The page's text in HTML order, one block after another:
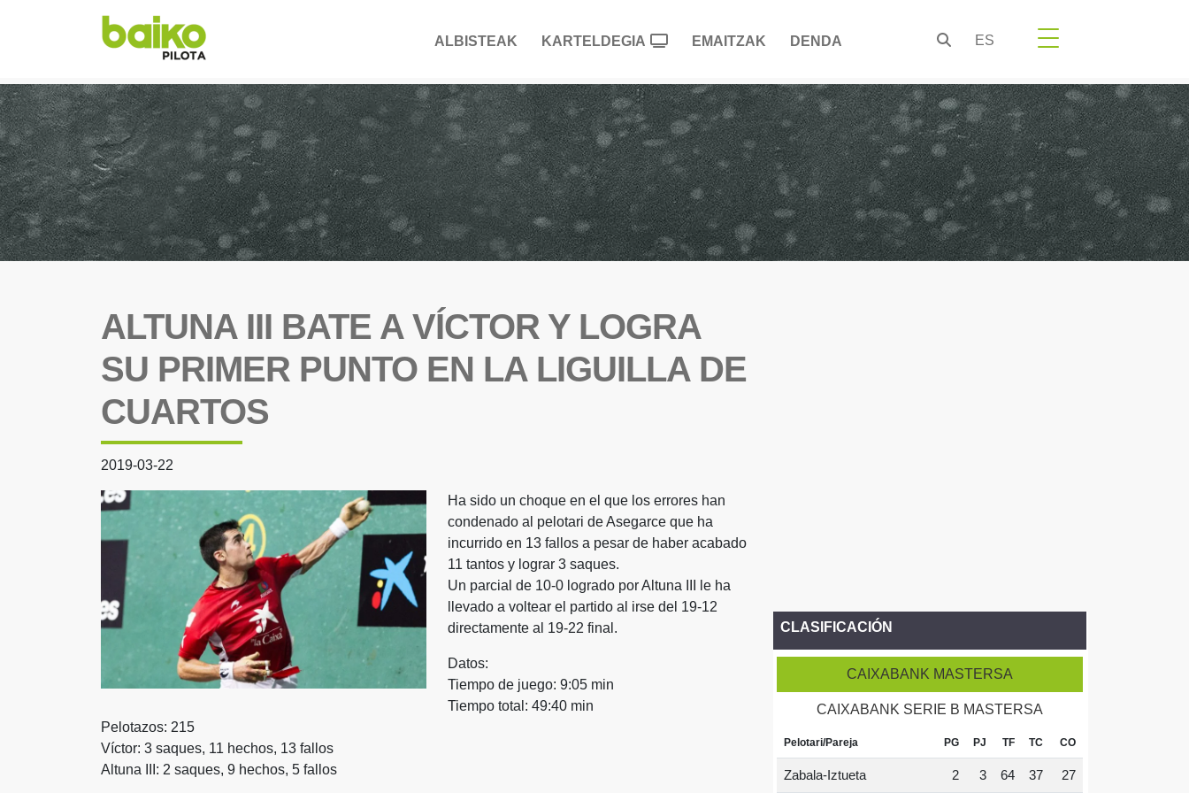
ALBISTEAK KARTELDEGIA EMAITZAK DENDA ES
ALTUNA III BATE A VÍCTOR Y LOGRA
SU PRIMER PUNTO EN LA LIGUILLA DE
CUARTOS
2019-03-22
Ha sido un choque en el que los errores han
condenado al pelotari de Asegarce que ha
incurrido en 13 fallos a pesar de haber acabado
11 tantos y lograr 3 saques.
Un parcial de 10-0 logrado por Altuna III le ha
llevado a voltear el partido al irse del 19-12
directamente al 19-22 final.
Datos:
Tiempo de juego: 9:05 min
Tiempo total: 49:40 min
Pelotazos: 215
Víctor: 3 saques, 11 hechos, 13 fallos
Altuna III: 2 saques, 9 hechos, 5 fallos
CLASIFICACIÓN
CAIXABANK MASTERSA
CAIXABANK SERIE B MASTERSA
Pelotari/Pareja PG PJ TF TC CO
Zabala-Iztueta 2 3 64 37 27